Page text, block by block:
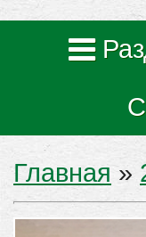
Главная »